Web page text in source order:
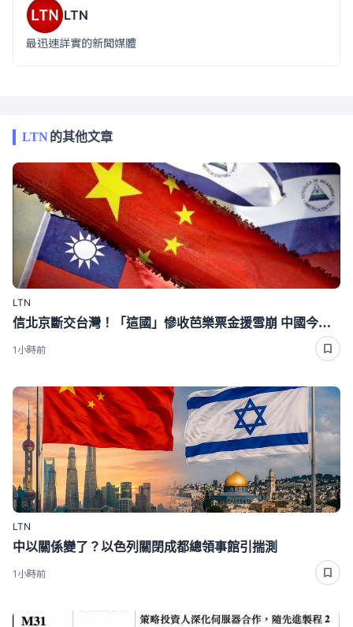
LTN
最迅速詳實的新聞媒體
LTN的其他文章
LTN
信北京斷交台灣！「這國」慘收芭樂票金援雪崩 中國今年只給26萬
1小時前
LTN
中以關係變了？以色列關閉成都總領事館引揣測
1小時前